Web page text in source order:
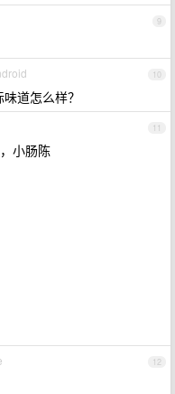
9
10
道怎么样？
11
小肠陈
12